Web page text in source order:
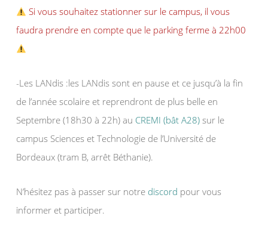
Si vous souhaitez stationner sur le campus, il vous
faudra prendre en compte que le parking ferme à 22h00
-Les LANdis :les LANdis sont en pause et ce jusqu’à la fin
de l’année scolaire et reprendront de plus belle en
Septembre (18h30 à 22h) au CREMI (bât A28) sur le
campus Sciences et Technologie de l’Université de
Bordeaux (tram B, arrêt Béthanie).
N’hésitez pas à passer sur notre discord pour vous
informer et participer.